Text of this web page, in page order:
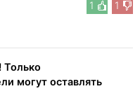
1 1
могут оставлять